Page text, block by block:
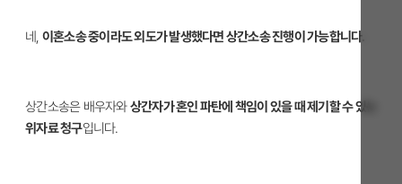
네, 이혼소송 중이라도 외도가 발생했다면 상간소송 진행이 가능합니다.
상간소송은 배우자와상간자가 혼인 파탄에 책임이 있을 때 제기할 수 있는
위자료 청구입니다.